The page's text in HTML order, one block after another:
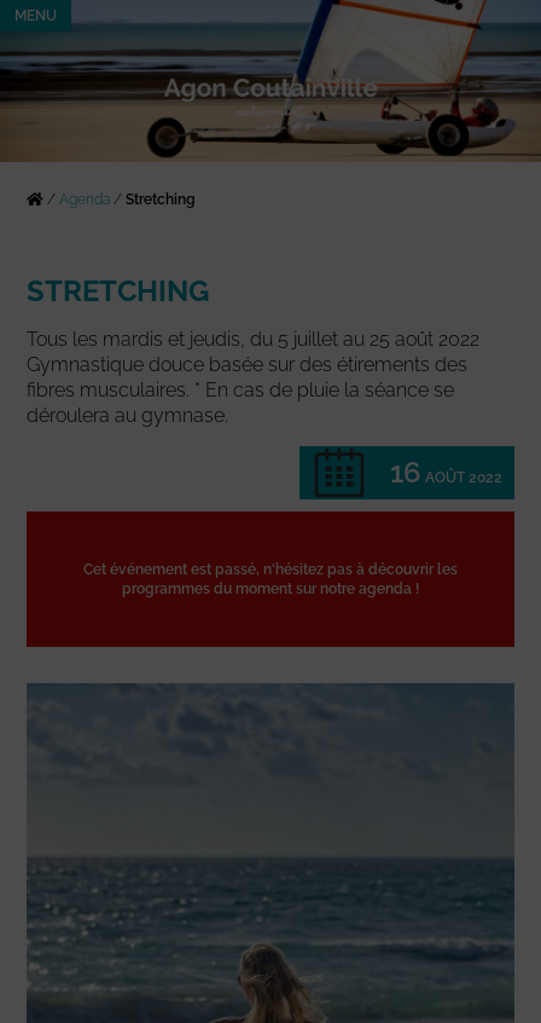
MENU
/Agenda /Stretching
STRETCHING
Tous les mardis et jeudis, du 5 juillet au 25 août 2022
Gymnastique douce basée sur des étirements des
fibres musculaires. * En cas de pluie la séance se
déroulera au gymnase.
16 AOÛT 2022
Cet événement est passé, n'hésitez pas à découvrir les
programmes du moment sur notre agenda !